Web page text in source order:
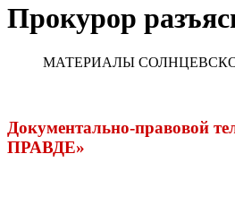
Прокурор
МАТЕРИАЛЫ
Документально-правовой
ПРАВДЕ»